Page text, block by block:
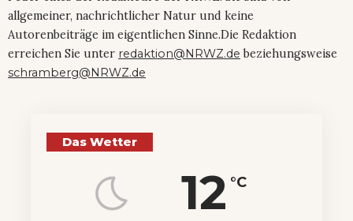
allgemeiner, nachrichtlicher Natur und keine
Autorenbeiträge im eigentlichen Sinne.Die Redaktion
erreichen Sie unter redaktion@NRWZ.de beziehungsweise
schramberg@NRWZ.de
Das Wetter
12 °C